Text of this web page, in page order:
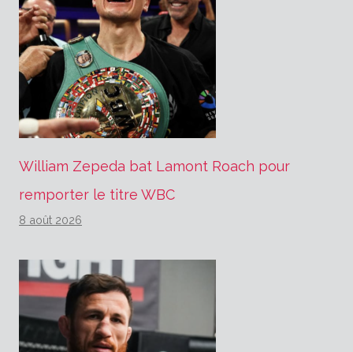
William Zepeda bat Lamont Roach pour
remporter le titre WBC
8 août 2026